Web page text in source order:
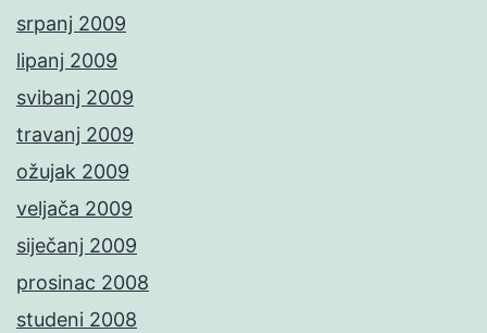
srpanj 2009
lipanj 2009
svibanj 2009
travanj 2009
ožujak 2009
veljača 2009
siječanj 2009
prosinac 2008
studeni 2008